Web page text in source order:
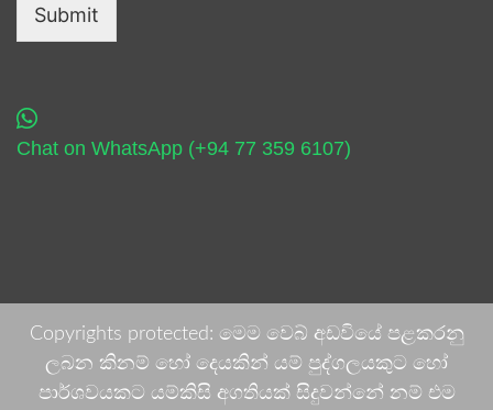
Submit
Chat on WhatsApp (+94 77 359 6107)
Copyrights protected: මෙම වෙබ් අඩවියේ පළකරනු
ලබන කිනම් හෝ දෙයකින් යම් පුද්ගලයකුට හෝ
පාර්ශවයකට යම්කිසි අගතියක් සිදුවන්නේ නම් එම